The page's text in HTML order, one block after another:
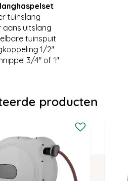
tuinslang
aansluitslang
tuinspuit
1/2''
3/4'' of 1''
producten